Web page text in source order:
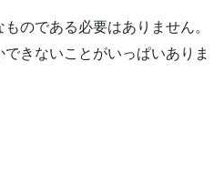
のである必要はありません。
きないことがいっぱいありま